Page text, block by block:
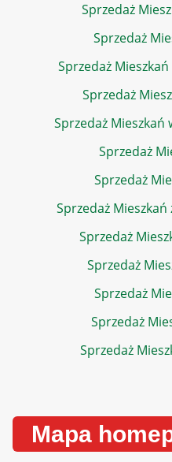
Sprzedaż
Sprzedaż
Sprzedaż
Sprzedaż
Sprzedaż
Sprzedaż
Sprzedaż
Sprzedaż
Sprzedaż
Sprzedaż
Sprzedaż
Sprzedaż
Sprzedaż
Mapa